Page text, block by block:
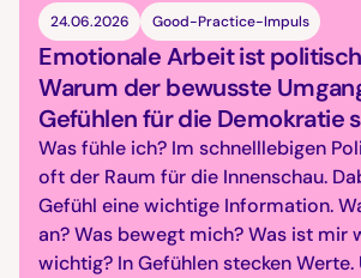
24.06.2026 Good-Practice-Impuls
Emotionale Arbeit ist
Warum der bewusste
Gefühlen für die Demokratie
Was fühle ich? Im schnelllebigen
oft der Raum für die Innenschau.
Gefühl eine wichtige Information.
an? Was bewegt mich? Was ist mir
wichtig? In Gefühlen stecken Werte.